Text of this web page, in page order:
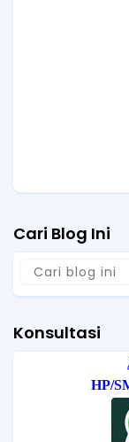
Cari Blog Ini
Konsultasi
HP/